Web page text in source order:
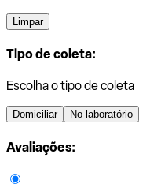
Limpar
Tipo de coleta:
Escolha o tipo de coleta
Domiciliar No laboratório
Avaliações: